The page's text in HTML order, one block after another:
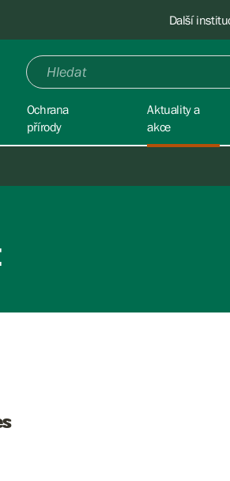
Další
Ochrana
přírody
Aktuality a
akce